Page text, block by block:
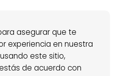
asegurar que te
experiencia en nuestra
este sitio,
de acuerdo con